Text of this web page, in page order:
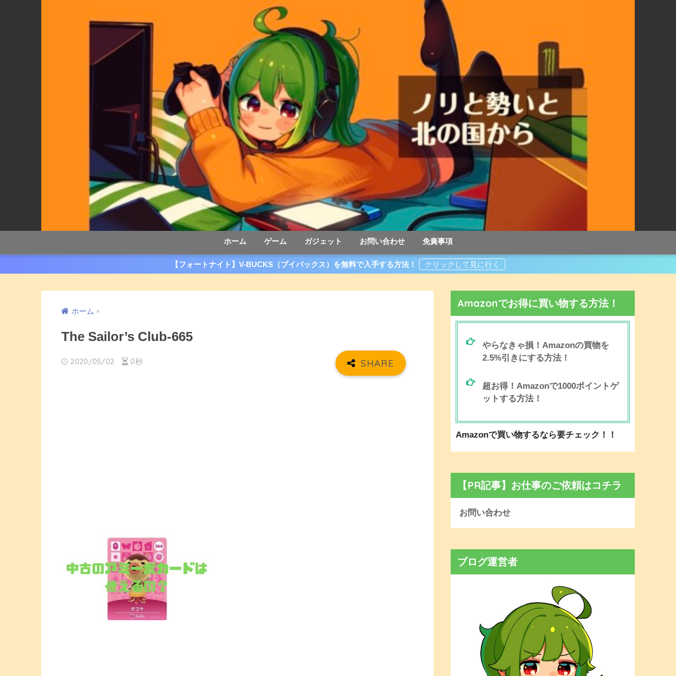
ホーム ゲーム ガジェット お問い合わせ 免責事項
【フォートナイト】V-BUCKS（ブイバックス）を無料で入手する方法！
ホーム
The Sailor’s Club-665
2020/05/02 0秒
Amazonでお得に買い物する方法！
やらなきゃ損！Amazonの買物を
2.5%引きにする方法！
超お得！Amazonで1000ポイントゲ
ットする方法！
Amazonで買い物するなら要チェック！！
【PR記事】お仕事のご依頼はコチラ
お問い合わせ
ブログ運営者